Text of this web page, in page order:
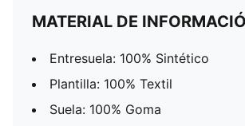
MATERIAL DE
Entresuela: 100% Sintético
Plantilla: 100% Textil
Suela: 100% Goma